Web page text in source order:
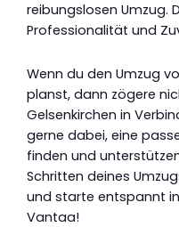
reibungslosen Umzug.
Professionalität und
Wenn du den Umzug
planst, dann zögere
Gelsenkirchen in
gerne dabei, eine
finden und
Schritten deines
und starte entspannt
Vantaa!